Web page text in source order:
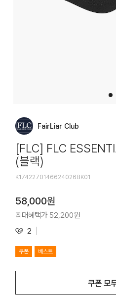
FairLiar Club
[FLC] FLC
(블랙)
K1742270146624026BK01
58,000원
최대혜택가 52,200원
2
쿠폰 베스트
쿠폰 모